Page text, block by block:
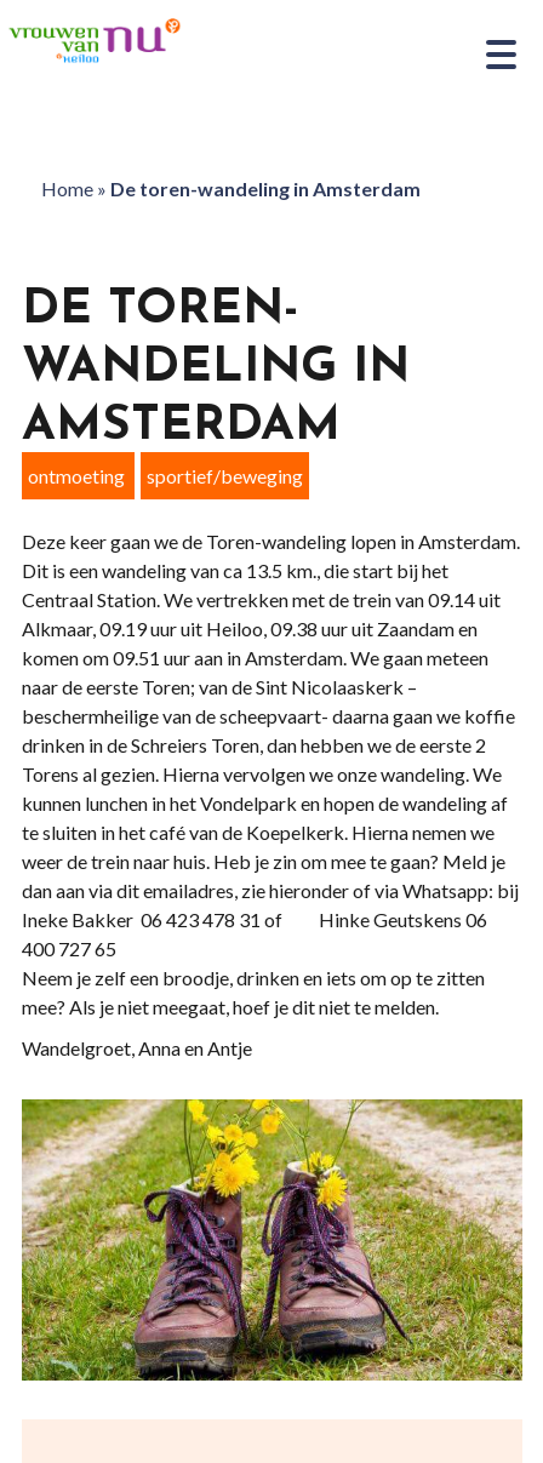
Home» De toren-wandeling in Amsterdam
DE TOREN-
WANDELING IN
AMSTERDAM
ontmoeting sportief/beweging
Deze keer gaan we de Toren-wandeling lopen in Amsterdam.
Dit is een wandeling van ca 13.5 km., die start bij het
Centraal Station. We vertrekken met de trein van 09.14 uit
Alkmaar, 09.19 uur uit Heiloo, 09.38 uur uit Zaandam en
komen om 09.51 uur aan in Amsterdam. We gaan meteen
naar de eerste Toren; van de Sint Nicolaaskerk –
beschermheilige van de scheepvaart- daarna gaan we koffie
drinken in de Schreiers Toren, dan hebben we de eerste 2
Torens al gezien. Hierna vervolgen we onze wandeling. We
kunnen lunchen in het Vondelpark en hopen de wandeling af
te sluiten in het café van de Koepelkerk. Hierna nemen we
weer de trein naar huis. Heb je zin om mee te gaan? Meld je
dan aan via dit emailadres, zie hieronder of via Whatsapp: bij
Ineke Bakker 06 423 478 31 of Hinke Geutskens 06
400 727 65
Neem je zelf een broodje, drinken en iets om op te zitten
mee? Als je niet meegaat, hoef je dit niet te melden.
Wandelgroet, Anna en Antje